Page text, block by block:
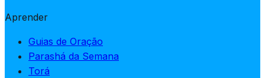
Aprender
Guias de Oração
Parashá da Semana
Torá